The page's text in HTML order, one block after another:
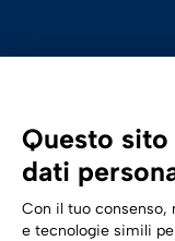
Questo
dati
Con il tuo
e tecnologie simili